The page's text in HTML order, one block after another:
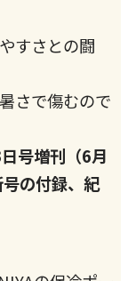
すさとの闘
さで傷むので
号増刊（6月
の付録、紀